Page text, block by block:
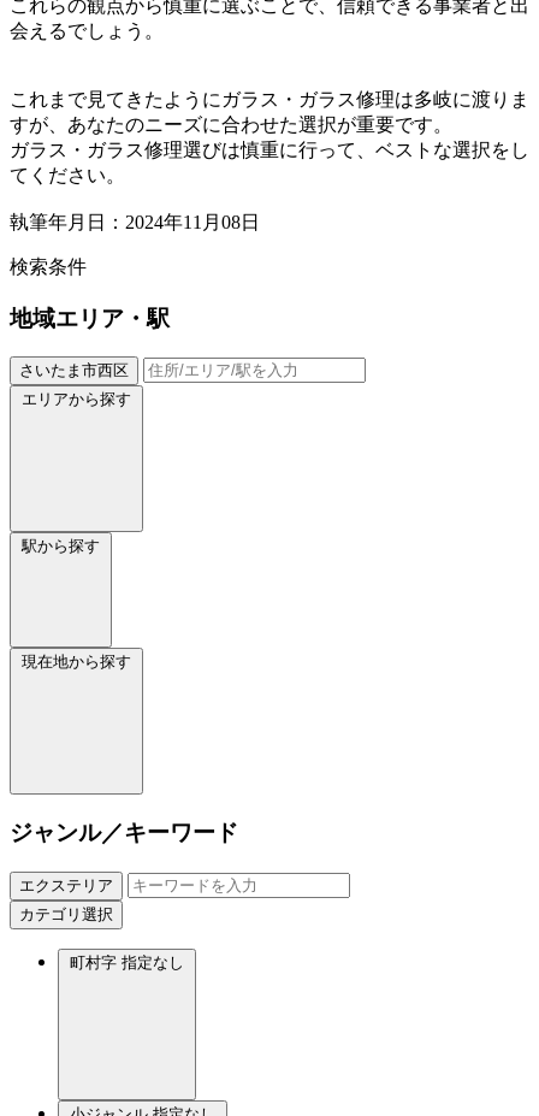
これらの観点から慎重に選ぶことで、信頼できる事業者と出
会えるでしょう。
これまで見てきたようにガラス・ガラス修理は多岐に渡りま
すが、あなたのニーズに合わせた選択が重要です。
ガラス・ガラス修理選びは慎重に行って、ベストな選択をし
てください。
執筆年月日：2024年11月08日
検索条件
地域エリア・駅
さいたま市西区
エリアから探す
駅から探す
現在地から探す
ジャンル／キーワード
エクステリア
カテゴリ選択
町村字 指定なし